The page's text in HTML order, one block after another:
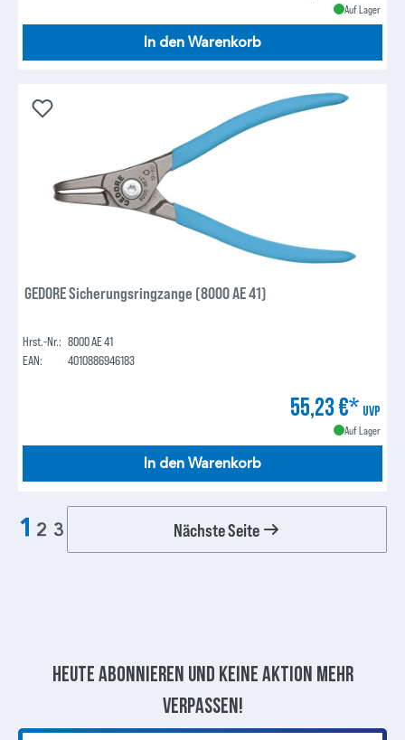
Auf Lager
In den Warenkorb
GEDORE Sicherungsringzange (8000 AE 41)
Hrst.-Nr.: 8000 AE 41
EAN:
4010886946183
55,23 €* UVP
Auf Lager
In den Warenkorb
1 2 3 Nächste Seite
Heute abonnieren und keine aktion mehr
verpassen!